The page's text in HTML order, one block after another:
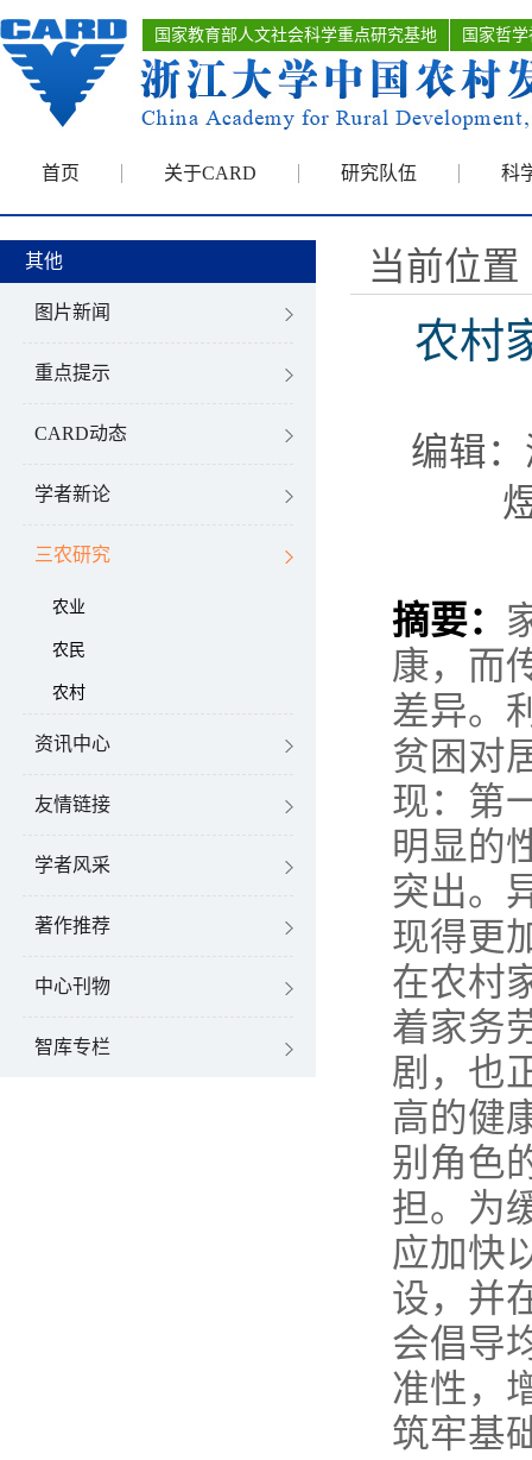
国家教育部人文社会科学重点研究基地 国家哲
首页 关于CARD 研究队伍 科
其他
图片新闻
重点提示
CARD动态
学者新论
三农研究
农业
农民
农村
资讯中心
友情链接
学者风采
著作推荐
中心刊物
智库专栏
当前位置
农村
编辑
摘要：
康，而
差异。
贫困对
现：第
明显的
突出。
现得更
在农村
着家务
剧，也
高的健
别角色
担。为
应加快
设，并
会倡导
准性，
筑牢基